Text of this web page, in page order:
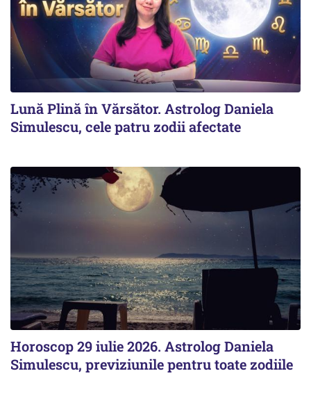
Lună Plină în Vărsător. Astrolog Daniela
Simulescu, cele patru zodii afectate
Horoscop 29 iulie 2026. Astrolog Daniela
Simulescu, previziunile pentru toate zodiile